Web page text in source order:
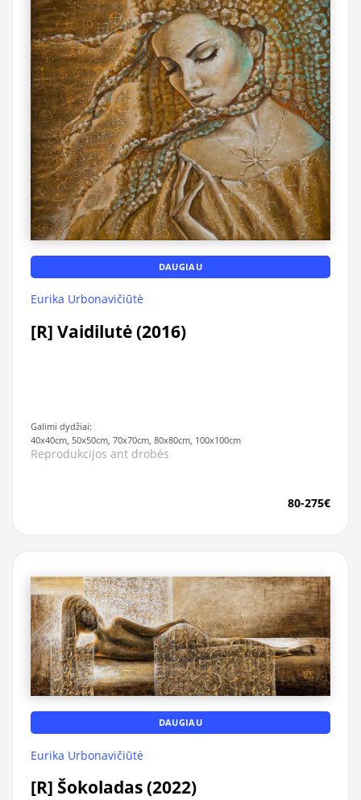
DAUGIAU
Eurika Urbonavičiūtė
[R] Vaidilutė (2016)
Galimi dydžiai:
40x40cm, 50x50cm, 70x70cm, 80x80cm, 100x100cm
Reprodukcijos ant drobės
80-275€
DAUGIAU
Eurika Urbonavičiūtė
[R] Šokoladas (2022)